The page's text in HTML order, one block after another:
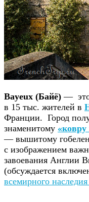
Bayeux (Байё) — это
в 15 тыс. жителей в
Франции. Город
знаменитому «ковру
— вышитому
с изображением
завоевания Англии
(обсуждается
всемирного